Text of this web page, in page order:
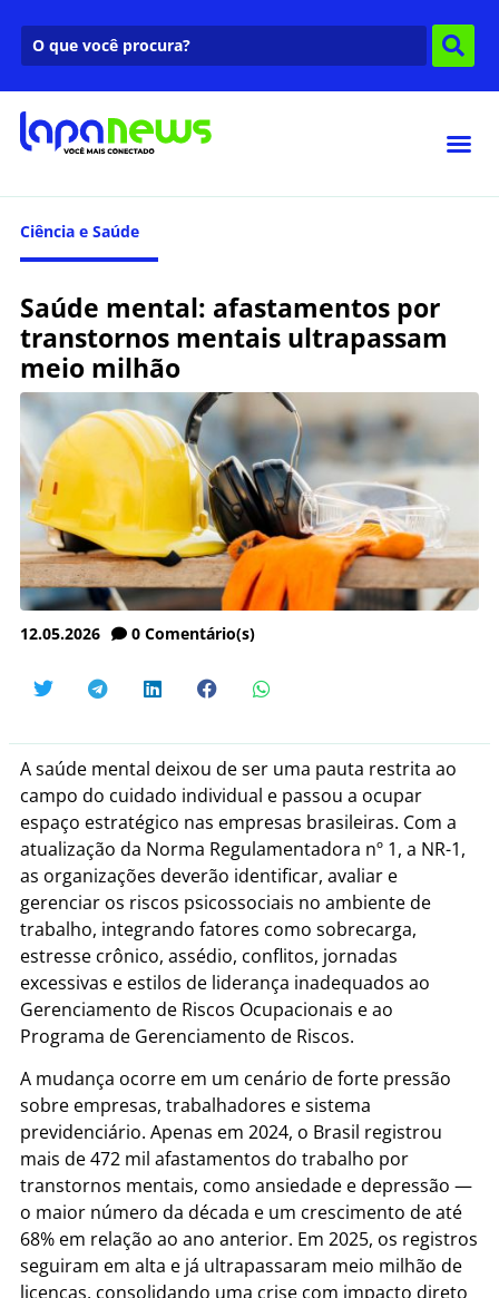
Ciência e Saúde
Saúde mental: afastamentos por
transtornos mentais ultrapassam
meio milhão
12.05.2026 0 Comentário(s)
A saúde mental deixou de ser uma pauta restrita ao
campo do cuidado individual e passou a ocupar
espaço estratégico nas empresas brasileiras. Com a
atualização da Norma Regulamentadora nº 1, a NR-1,
as organizações deverão identificar, avaliar e
gerenciar os riscos psicossociais no ambiente de
trabalho, integrando fatores como sobrecarga,
estresse crônico, assédio, conflitos, jornadas
excessivas e estilos de liderança inadequados ao
Gerenciamento de Riscos Ocupacionais e ao
Programa de Gerenciamento de Riscos.
A mudança ocorre em um cenário de forte pressão
sobre empresas, trabalhadores e sistema
previdenciário. Apenas em 2024, o Brasil registrou
mais de 472 mil afastamentos do trabalho por
transtornos mentais, como ansiedade e depressão —
o maior número da década e um crescimento de até
68% em relação ao ano anterior. Em 2025, os registros
seguiram em alta e já ultrapassaram meio milhão de
licenças, consolidando uma crise com impacto direto